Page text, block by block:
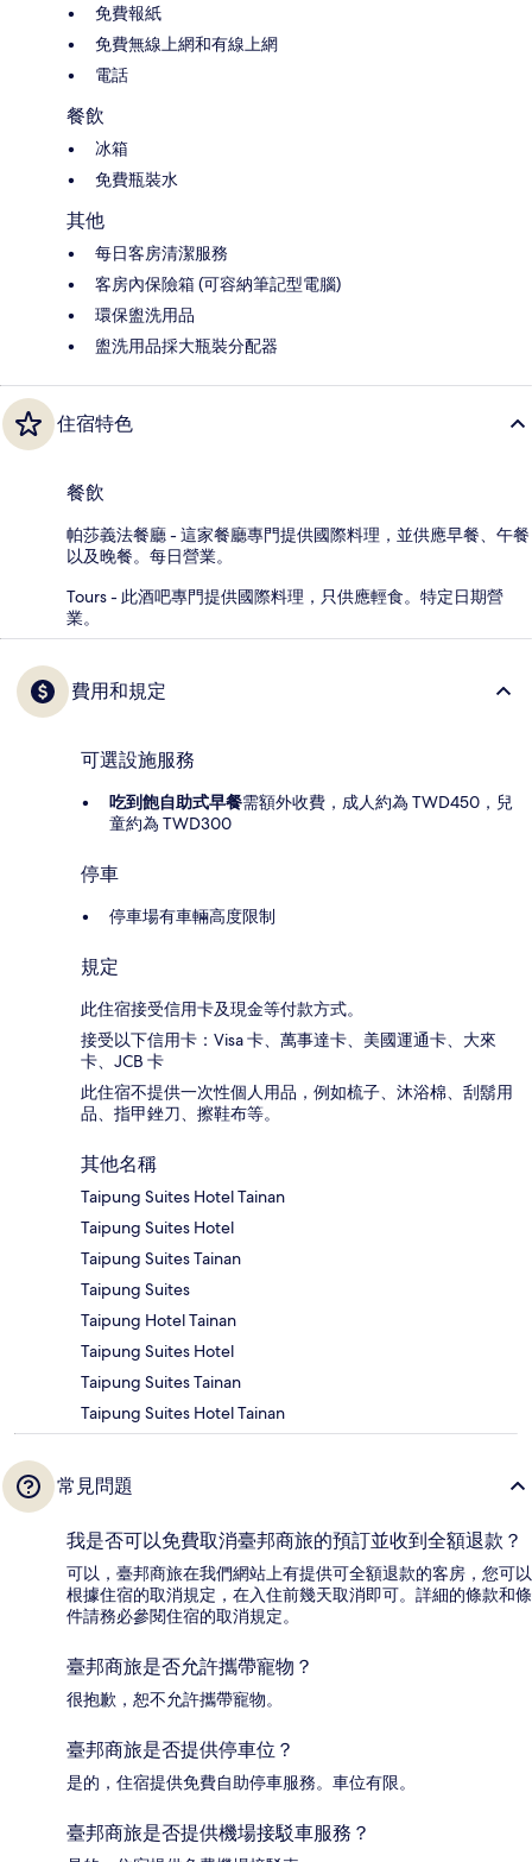
免費報紙
免費無線上網和有線上網
電話
餐飲
冰箱
免費瓶裝水
其他
每日客房清潔服務
客房內保險箱 (可容納筆記型電腦)
環保盥洗用品
盥洗用品採大瓶裝分配器
住宿特色
餐飲
帕莎義法餐廳 - 這家餐廳專門提供國際料理，並供應早餐、午餐
以及晚餐。每日營業。
Tours - 此酒吧專門提供國際料理，只供應輕食。特定日期營
業。
費用和規定
可選設施服務
吃到飽自助式早餐需額外收費，成人約為 TWD450，兒
童約為 TWD300
停車
停車場有車輛高度限制
規定
此住宿接受信用卡及現金等付款方式。
接受以下信用卡：Visa 卡、萬事達卡、美國運通卡、大來
卡、JCB 卡
此住宿不提供一次性個人用品，例如梳子、沐浴棉、刮鬍用
品、指甲銼刀、擦鞋布等。
其他名稱
Taipung Suites Hotel Tainan
Taipung Suites Hotel
Taipung Suites Tainan
Taipung Suites
Taipung Hotel Tainan
Taipung Suites Hotel
Taipung Suites Tainan
Taipung Suites Hotel Tainan
常見問題
我是否可以免費取消臺邦商旅的預訂並收到全額退款？
可以，臺邦商旅在我們網站上有提供可全額退款的客房，您可以
根據住宿的取消規定，在入住前幾天取消即可。詳細的條款和條
件請務必參閱住宿的取消規定。
臺邦商旅是否允許攜帶寵物？
很抱歉，恕不允許攜帶寵物。
臺邦商旅是否提供停車位？
是的，住宿提供免費自助停車服務。車位有限。
臺邦商旅是否提供機場接駁車服務？